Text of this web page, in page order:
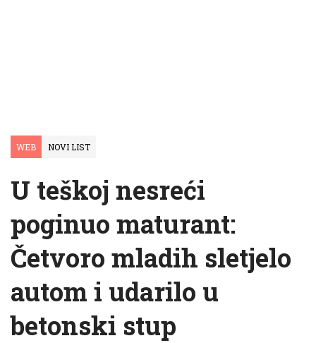
WEB NOVI LIST
U teškoj nesreći
poginuo maturant:
Četvoro mladih sletjelo
autom i udarilo u
betonski stup